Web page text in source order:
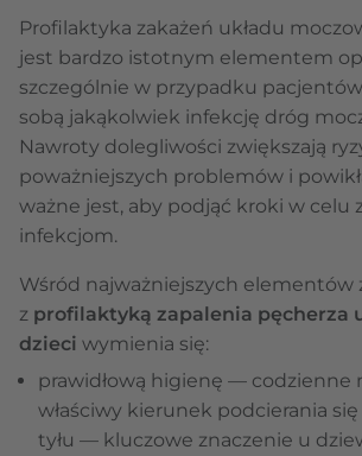
Profilaktyka zakażeń układu
jest bardzo istotnym elementem
szczególnie w przypadku
sobą jakąkolwiek infekcję dróg
Nawroty dolegliwości zwiększają
poważniejszych problemów i
ważne jest, aby podjąć kroki w celu
infekcjom.
Wśród najważniejszych elementów
z profilaktyką zapalenia pęcherza
dzieci wymienia się:
prawidłową higienę — codzienne
właściwy kierunek podcierania
tyłu — kluczowe znaczenie u